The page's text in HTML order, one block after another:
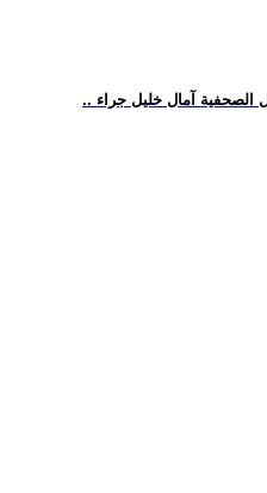
الصحفية آمال خليل جراء